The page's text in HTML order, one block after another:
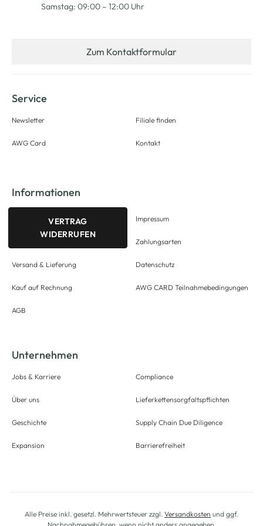
Samstag: 09:00 – 12:00 Uhr
Zum Kontaktformular
Service
Newsletter
AWG Card
Filiale finden
Kontakt
Informationen
VERTRAG
WIDERRUFEN
Versand & Lieferung
Kauf auf Rechnung
AGB
Impressum
Zahlungsarten
Datenschutz
AWG CARD Teilnahmebedingungen
Unternehmen
Jobs & Karriere
Über uns
Geschichte
Expansion
Compliance
Lieferkettensorgfaltspflichten
Supply Chain Due Diligence
Barrierefreiheit
Alle Preise inkl. gesetzl. Mehrwertsteuer zzgl. Versandkosten und ggf.